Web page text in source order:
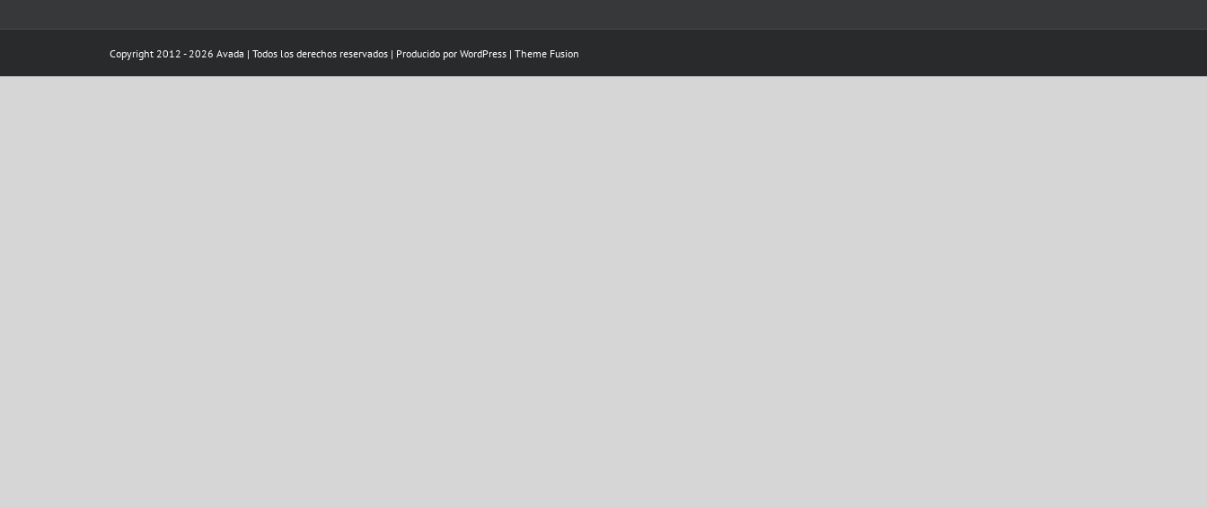
Copyright 2012 - 2026 Avada | Todos los derechos reservados | Producido por WordPress | Theme Fusion